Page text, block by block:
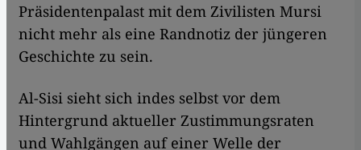
Präsidentenpalast mit dem Zivilisten Mursi
nicht mehr als eine Randnotiz der jüngeren
Geschichte zu sein.
Al-Sisi sieht sich indes selbst vor dem
Hintergrund aktueller Zustimmungsraten
und Wahlgängen auf einer Welle der